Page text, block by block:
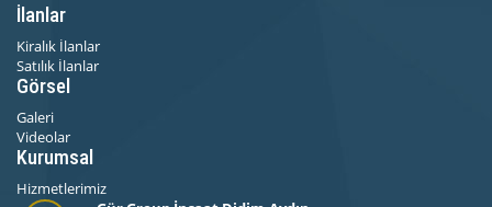
İlanlar
Kiralık İlanlar
Satılık İlanlar
Görsel
Galeri
Videolar
Kurumsal
Hizmetlerimiz